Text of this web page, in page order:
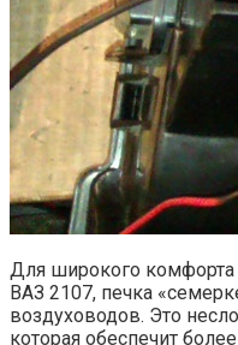
Для широкого комфорта
ВАЗ 2107, печка
воздуховодов. Это
которая обеспечит